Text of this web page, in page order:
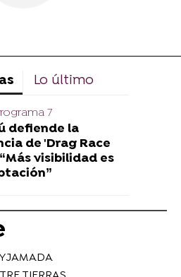
Lo último
7
defiende la
de 'Drag Race
visibilidad es